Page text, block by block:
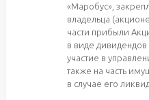
«Маробус»,
владельца
части прибыли
в виде дивидендов
участие в
также на часть
в случае его